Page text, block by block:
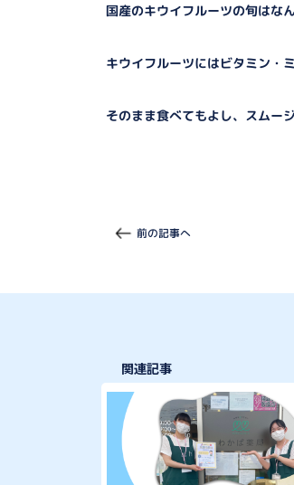
国産のキウイフルーツの旬は
キウイフルーツにはビタミン・
そのまま食べてもよし、スムー
前の記事へ
関連記事